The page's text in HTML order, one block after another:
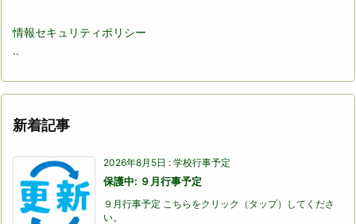
情報セキュリティポリシー
..
新着記事
2026年8月5日 : 学校行事予定
保護中: ９月行事予定
９月行事予定 こちらをクリック（タップ）してくださ
い。